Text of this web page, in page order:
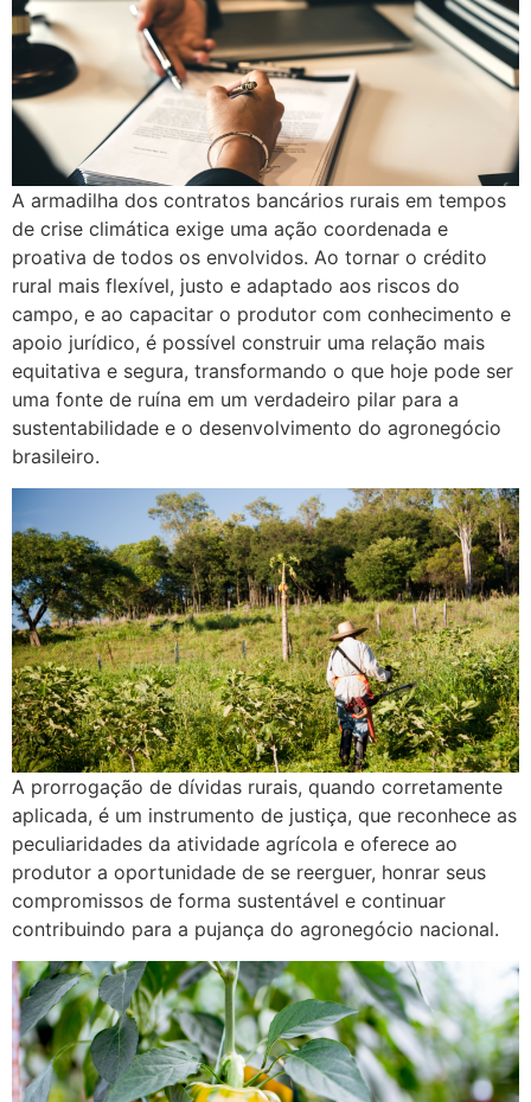
A armadilha dos contratos bancários rurais em tempos
de crise climática exige uma ação coordenada e
proativa de todos os envolvidos. Ao tornar o crédito
rural mais flexível, justo e adaptado aos riscos do
campo, e ao capacitar o produtor com conhecimento e
apoio jurídico, é possível construir uma relação mais
equitativa e segura, transformando o que hoje pode ser
uma fonte de ruína em um verdadeiro pilar para a
sustentabilidade e o desenvolvimento do agronegócio
brasileiro.
A prorrogação de dívidas rurais, quando corretamente
aplicada, é um instrumento de justiça, que reconhece as
peculiaridades da atividade agrícola e oferece ao
produtor a oportunidade de se reerguer, honrar seus
compromissos de forma sustentável e continuar
contribuindo para a pujança do agronegócio nacional.